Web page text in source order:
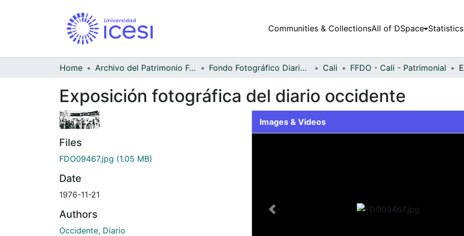
Communities & CollectionsAll of DSpace Statistics
Home Archivo del Patrimonio Fotográfico y Fílmico del Valle del Cauca Fondo Fotográfico Diario Occidente Cali FFDO - Cali - Patrimonial
Exposición fotográfica del diario occidente
Files
FDO09467.jpg (1.05 MB)
Date
1976-11-21
Authors
Occidente, Diario
Images & Videos
Previous